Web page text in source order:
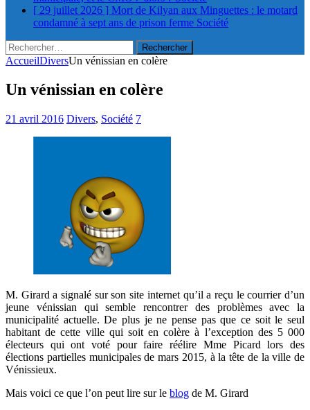
[ 29 juillet 2026 ] Mort de Kilyan aux Minguettes : le motard
condamné à sept ans de prison ferme Société
Rechercher :
AccueilDiversUn vénissian en colère
Un vénissian en colère
21 avril 2016 Divers, Société 7
M. Girard a signalé sur son site internet qu’il a reçu le courrier d’un
jeune vénissian qui semble rencontrer des problèmes avec la
municipalité actuelle. De plus je ne pense pas que ce soit le seul
habitant de cette ville qui soit en colère à l’exception des 5 000
électeurs qui ont voté pour faire réélire Mme Picard lors des
élections partielles municipales de mars 2015, à la tête de la ville de
Vénissieux.
Mais voici ce que l’on peut lire sur le blog de M. Girard